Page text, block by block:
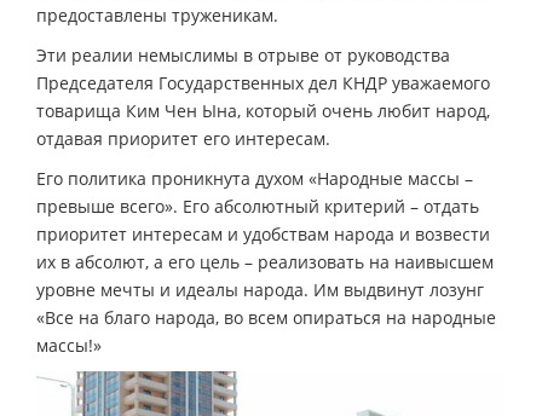
предоставлены труженикам.
Эти реалии немыслимы в отрыве от руководства
Председателя Государственных дел КНДР уважаемого
товарища Ким Чен Ына, который очень любит народ,
отдавая приоритет его интересам.
Его политика проникнута духом «Народные массы –
превыше всего». Его абсолютный критерий – отдать
приоритет интересам и удобствам народа и возвести
их в абсолют, а его цель – реализовать на наивысшем
уровне мечты и идеалы народа. Им выдвинут лозунг
«Все на благо народа, во всем опираться на народные
массы!»